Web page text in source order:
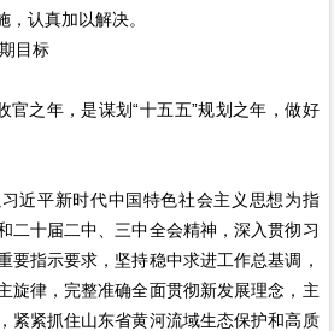
认真加以解决。
目标
之年，是谋划“十五五”规划之年，做好
平新时代中国特色社会主义思想为指
二十届二中、三中全会精神，深入贯彻习
要指示要求，坚持稳中求进工作总基调，
旋律，完整准确全面贯彻新发展理念，主
紧紧抓住山东省黄河流域生态保护和高质